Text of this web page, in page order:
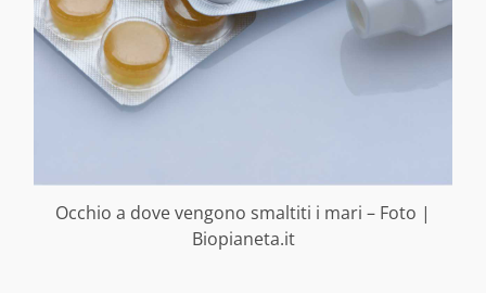
Occhio a dove vengono smaltiti i mari – Foto |
Biopianeta.it